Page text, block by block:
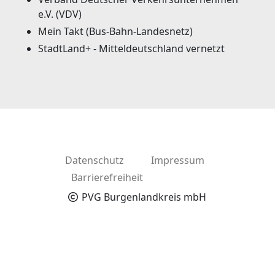
e.V. (VDV)
Mein Takt (Bus-Bahn-Landesnetz)
StadtLand+ - Mitteldeutschland vernetzt
Datenschutz
Impressum
Barrierefreiheit
PVG Burgenlandkreis mbH